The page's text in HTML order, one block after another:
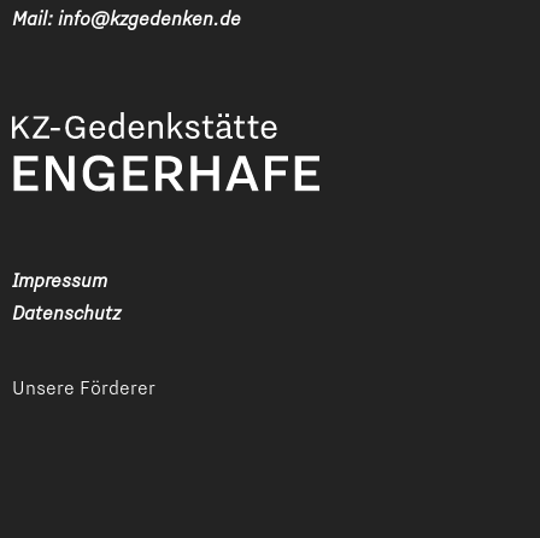
Mail: info@kzgedenken.de
Impressum
Datenschutz
Unsere Förderer